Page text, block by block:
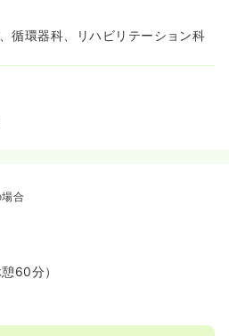
循環器科、リハビリテーション科
合
60分）